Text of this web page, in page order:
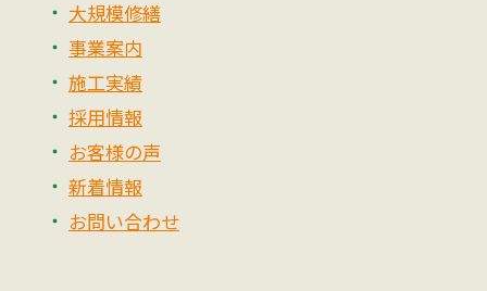
大規模修繕
事業案内
施工実績
採用情報
お客様の声
新着情報
お問い合わせ